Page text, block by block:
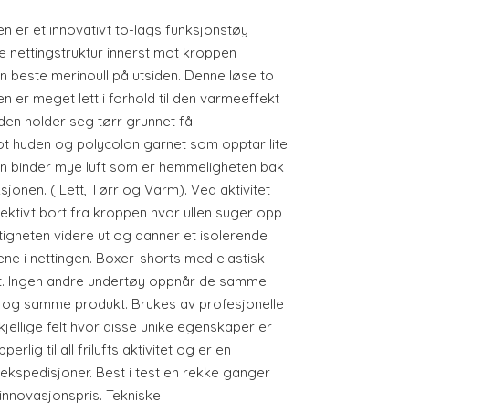
er et innovativt to-lags funksjonstøy
nettingstruktur innerst mot kroppen
beste merinoull på utsiden. Denne løse to
er meget lett i forhold til den varmeeffekt
holder seg tørr grunnet få
huden og polycolon garnet som opptar lite
binder mye luft som er hemmeligheten bak
( Lett, Tørr og Varm). Ved aktivitet
bort fra kroppen hvor ullen suger opp
videre ut og danner et isolerende
i nettingen. Boxer-shorts med elastisk
Ingen andre undertøy oppnår de samme
samme produkt. Brukes av profesjonelle
felt hvor disse unike egenskaper er
til all frilufts aktivitet og er en
Best i test en rekke ganger
Tekniske